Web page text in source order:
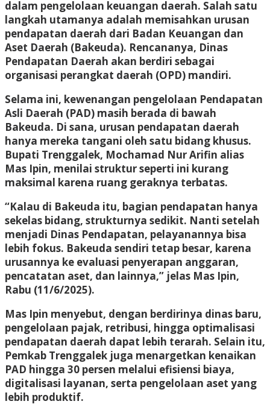
dalam pengelolaan keuangan daerah. Salah satu
langkah utamanya adalah memisahkan urusan
pendapatan daerah dari Badan Keuangan dan
Aset Daerah (Bakeuda). Rencananya, Dinas
Pendapatan Daerah akan berdiri sebagai
organisasi perangkat daerah (OPD) mandiri.
Selama ini, kewenangan pengelolaan Pendapatan
Asli Daerah (PAD) masih berada di bawah
Bakeuda. Di sana, urusan pendapatan daerah
hanya mereka tangani oleh satu bidang khusus.
Bupati Trenggalek, Mochamad Nur Arifin alias
Mas Ipin, menilai struktur seperti ini kurang
maksimal karena ruang geraknya terbatas.
“Kalau di Bakeuda itu, bagian pendapatan hanya
sekelas bidang, strukturnya sedikit. Nanti setelah
menjadi Dinas Pendapatan, pelayanannya bisa
lebih fokus. Bakeuda sendiri tetap besar, karena
urusannya ke evaluasi penyerapan anggaran,
pencatatan aset, dan lainnya,” jelas Mas Ipin,
Rabu (11/6/2025).
Mas Ipin menyebut, dengan berdirinya dinas baru,
pengelolaan pajak, retribusi, hingga optimalisasi
pendapatan daerah dapat lebih terarah. Selain itu,
Pemkab Trenggalek juga menargetkan kenaikan
PAD hingga 30 persen melalui efisiensi biaya,
digitalisasi layanan, serta pengelolaan aset yang
lebih produktif.